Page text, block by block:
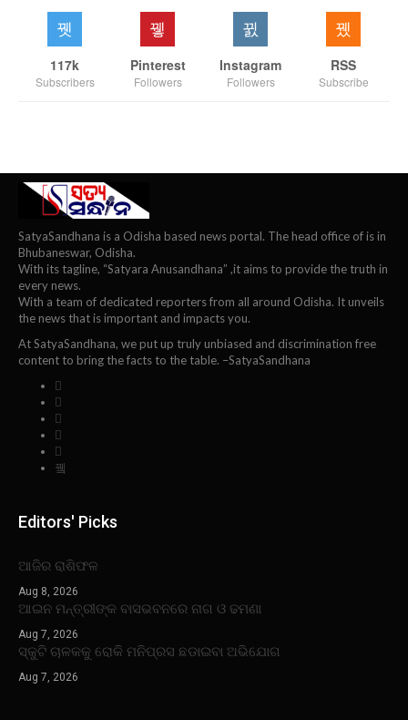
117k
Subscribers
Pinterest
Followers
Instagram
Followers
RSS
Subscribe
SatyaSandhana is a Odisha based news portal. The head office of is in
Bhubaneswar, Odisha.
With its tagline, “Satyara Anusandhana” ,it aims to provide the truth in
every news.
With a team of dedicated reporters from all around Odisha. It unveils
the news that is important and impacts you.
At SatyaSandhana, we put up truly unbiased and discrimination free
content to bring the facts to the table. –SatyaSandhana
Editors' Picks
ଆଜିର ରାଶିଫଳ
Aug 8, 2026
ଆଇନ ମନ୍ତ୍ରୀଙ୍କ ବାସଭବନରେ ନାଗ ଓ ଢମଣା
Aug 7, 2026
ସ୍କୁଟି ଚାଳକକୁ ରୋକି ମନିପ୍ରସ ଛଡାଇବା ଅଭିଯୋଗ
Aug 7, 2026